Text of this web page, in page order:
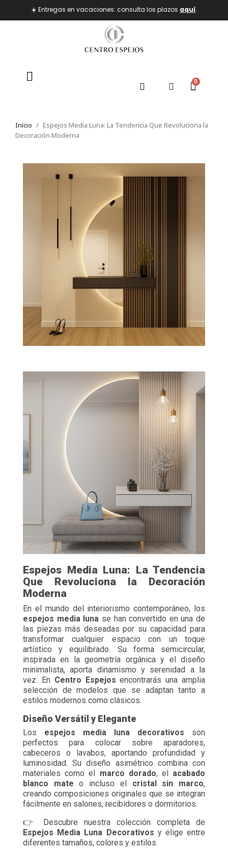
☀️ Entregas en vacaciones: consulta los plazos aquí.
Inicio
Espejos Media Luna: La Tendencia Que Revoluciona la
Decoración Moderna
Espejos Media Luna: La Tendencia
Que Revoluciona la Decoración
Moderna
En el mundo del interiorismo contemporáneo, los
espejos media luna se han convertido en una de
las piezas más deseadas por su capacidad para
transformar cualquier espacio con un toque
artístico y equilibrado. Su forma semicircular,
inspirada en la geometría orgánica y el diseño
minimalista, aporta dinamismo y serenidad a la
vez. En Centro Espejos encontrarás una amplia
selección de modelos que se adaptan tanto a
estilos modernos como clásicos.
Diseño Versátil y Elegante
Los espejos media luna decorativos son
perfectos para colocar sobre aparadores,
cabeceros o lavabos, aportando profundidad y
luminosidad. Su diseño asimétrico combina con
materiales como el marco dorado, el acabado
blanco mate o incluso el cristal sin marco,
creando composiciones originales que se integran
fácilmente en salones, recibidores o dormitorios.
👉 Descubre nuestra colección completa de
Espejos Media Luna Decorativos y elige entre
diferentes tamaños, colores y estilos.